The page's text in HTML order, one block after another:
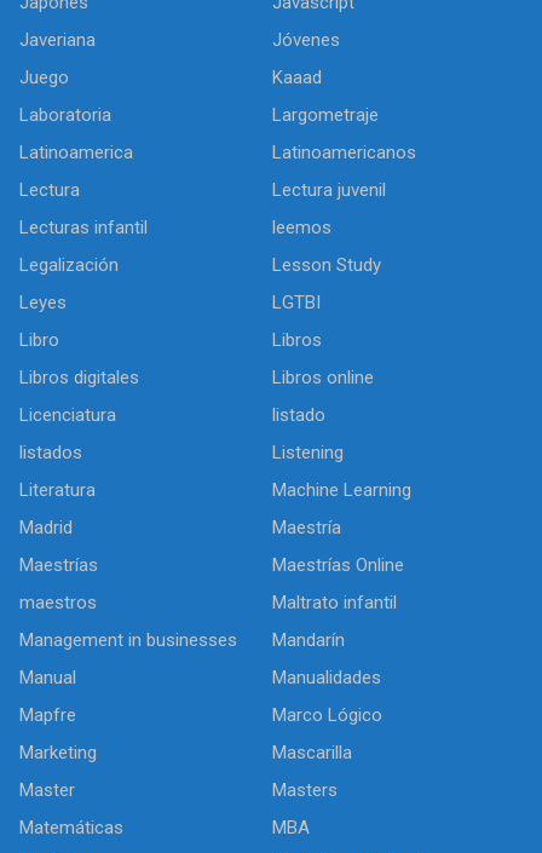
Javeriana
Jóvenes
Juego
Kaaad
Laboratoria
Largometraje
Latinoamerica
Latinoamericanos
Lectura
Lectura juvenil
Lecturas infantil
leemos
Legalización
Lesson Study
Leyes
LGTBI
Libro
Libros
Libros digitales
Libros online
Licenciatura
listado
listados
Listening
Literatura
Machine Learning
Madrid
Maestría
Maestrías
Maestrías Online
maestros
Maltrato infantil
Management in businesses
Mandarín
Manual
Manualidades
Mapfre
Marco Lógico
Marketing
Mascarilla
Master
Masters
Matemáticas
MBA